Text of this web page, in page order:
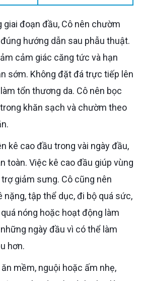
hướng dẫn sau phẫu thuật.
cảm giác căng tức và hạn
sớm. Không đặt đá trực tiếp lên
tổn thương da. Cô nên bọc
khăn sạch và chườm theo
toàn. Việc kê cao đầu giúp vùng
giảm sưng. Cô cũng nên
nặng, tập thể dục, đi bộ quá sức,
nóng hoặc hoạt động làm
ngày đầu vì có thể làm
hơn.